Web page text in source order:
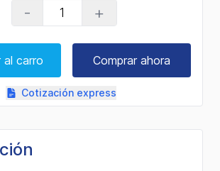
- +
al carro Comprar ahora
Cotización express